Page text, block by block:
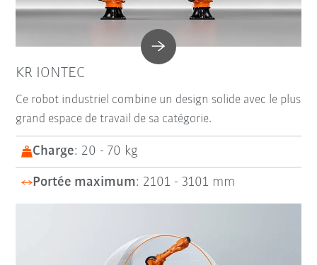
KR IONTEC
Ce robot industriel combine un design solide avec le plus
grand espace de travail de sa catégorie.
Charge: 20 - 70 kg
Portée maximum: 2101 - 3101 mm